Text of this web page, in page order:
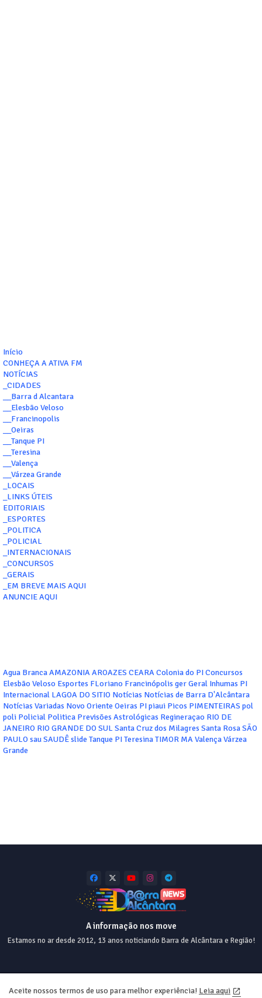
Início
CONHEÇA A ATIVA FM
NOTÍCIAS
_CIDADES
__Barra d Alcantara
__Elesbão Veloso
__Francinopolis
__Oeiras
__Tanque PI
__Teresina
__Valença
__Várzea Grande
_LOCAIS
_LINKS ÚTEIS
EDITORIAIS
_ESPORTES
_POLITICA
_POLICIAL
_INTERNACIONAIS
_CONCURSOS
_GERAIS
_EM BREVE MAIS AQUI
ANUNCIE AQUI
Agua BrancaAMAZONIAAROAZES CEARAColonia do PIConcursos
Elesbão Veloso Esportes FLoriano Francinópolis gerGeral Inhumas PI
Internacional LAGOA DO SITIO Notícias Notícias de Barra D'Alcântara
Notícias Variadas Novo Oriente Oeiras PIpiaui Picos PIMENTEIRAS pol
poli Policial Politica Previsões Astrológicas Regineraçao RIO DE
JANEIRO RIO GRANDE DO SUL Santa Cruz dos Milagres Santa RosaSÃO
PAULOsauSAUDÊslide Tanque PITeresinaTIMOR MAValençaVárzea
Grande
A informação nos move
Estamos no ar desde 2012, 13 anos noticiando Barra de Alcântara e Região!
Home About Contact us Privacy Policy
Aceite nossos termos de uso para melhor experiência! Leia aqui